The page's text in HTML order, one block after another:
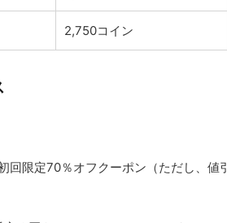
2,750コイン
回限定70％オフクーポン（ただし、値